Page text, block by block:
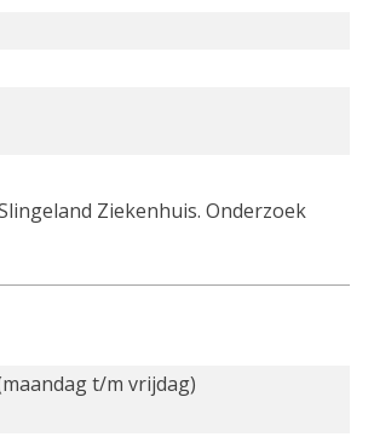
Ziekenhuis. Onderzoek
t/m vrijdag)